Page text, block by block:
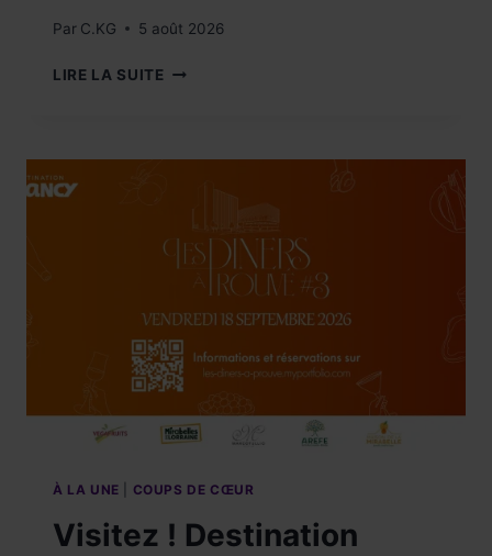
Par C.KG 5 août 2026
LIRE LA SUITE COUP
CONFISERIE
À LA UNE COUPS DE CŒUR
Visitez ! Destination